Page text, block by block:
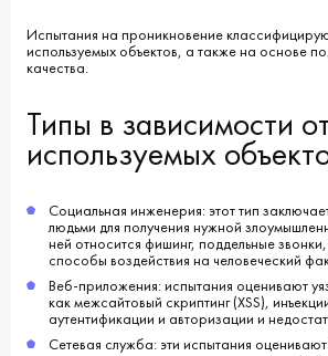
Испытания на проникновение
используемых объектов, а также на основе
качества.
Типы в зависимости
используемых
Социальная инженерия: этот тип
людьми для получения нужной
ней относится фишинг, поддельные
способы воздействия на человеческий
Веб-приложения: испытания оценивают
как межсайтовый скриптинг (XSS),
аутентификации и авторизации и
Сетевая служба: эти испытания